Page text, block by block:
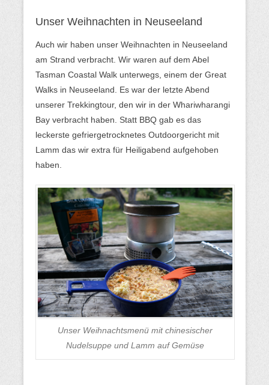
Unser Weihnachten in Neuseeland
Auch wir haben unser Weihnachten in Neuseeland
am Strand verbracht. Wir waren auf dem Abel
Tasman Coastal Walk unterwegs, einem der Great
Walks in Neuseeland. Es war der letzte Abend
unserer Trekkingtour, den wir in der Whariwharangi
Bay verbracht haben. Statt BBQ gab es das
leckerste gefriergetrocknetes Outdoorgericht mit
Lamm das wir extra für Heiligabend aufgehoben
haben.
Unser Weihnachtsmenü mit chinesischer
Nudelsuppe und Lamm auf Gemüse